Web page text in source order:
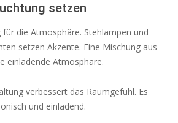
setzen
die Atmosphäre. Stehlampen und
setzen Akzente. Eine Mischung aus
einladende Atmosphäre.
verbessert das Raumgefühl. Es
und einladend.